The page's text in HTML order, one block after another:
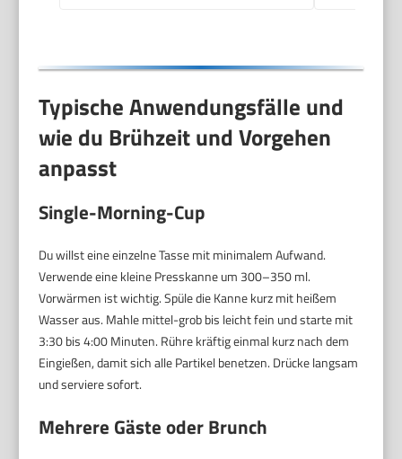
Typische Anwendungsfälle und
wie du Brühzeit und Vorgehen
anpasst
Single-Morning-Cup
Du willst eine einzelne Tasse mit minimalem Aufwand.
Verwende eine kleine Presskanne um 300–350 ml.
Vorwärmen ist wichtig. Spüle die Kanne kurz mit heißem
Wasser aus. Mahle mittel-grob bis leicht fein und starte mit
3:30 bis 4:00 Minuten. Rühre kräftig einmal kurz nach dem
Eingießen, damit sich alle Partikel benetzen. Drücke langsam
und serviere sofort.
Mehrere Gäste oder Brunch